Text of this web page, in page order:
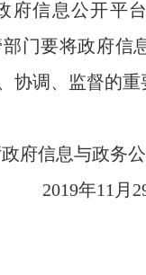
府信息公开平
门要将政府信
协调、监督的重
政府信息与
2019年